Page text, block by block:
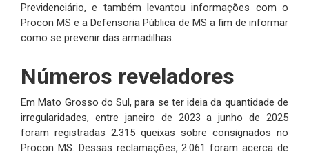
Previdenciário, e também levantou informações com o
Procon MS e a Defensoria Pública de MS a fim de informar
como se prevenir das armadilhas.
Números reveladores
Em Mato Grosso do Sul, para se ter ideia da quantidade de
irregularidades, entre janeiro de 2023 a junho de 2025
foram registradas 2.315 queixas sobre consignados no
Procon MS. Dessas reclamações, 2.061 foram acerca de